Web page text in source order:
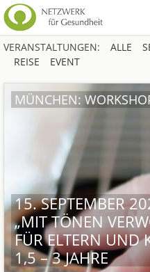
VERANSTALTUNGEN: ALLE
REISE
EVENT
15. SEPTEMBER
„MIT TÖNEN
FÜR ELTERN UND
1,5 – 3 JAHRE
MÜNCHEN: